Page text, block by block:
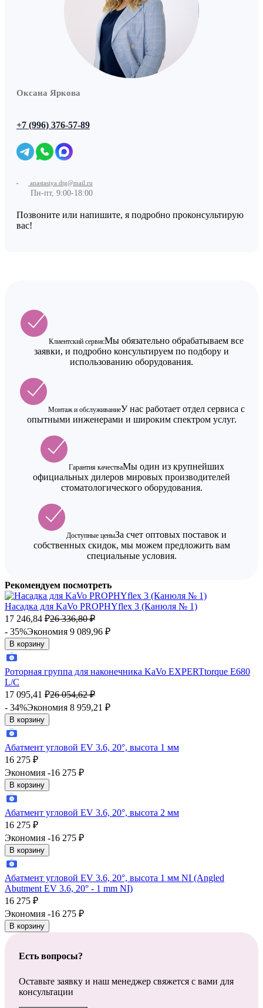
Оксана Яркова
+7 (996) 376-57-89
anastasiya.dtg@mail.ru
Пн-пт, 9:00-18:00
Позвоните или напишите, я подробно проконсультирую
вас!
Клиентский сервисМы обязательно обрабатываем все
заявки, и подробно консультируем по подбору и
использованию оборудования.
Монтаж и обслуживаниеУ нас работает отдел сервиса с
опытными инженерами и широким спектром услуг.
Гарантия качестваМы один из крупнейших
официальных дилеров мировых производителей
стоматологического оборудования.
Доступные ценыЗа счет оптовых поставок и
собственных скидок, мы можем предложить вам
специальные условия.
Рекомендуем посмотреть
Насадка для KaVo PROPHYflex 3 (Канюля № 1)
17 246,84 ₽26 336,80 ₽
- 35%Экономия 9 089,96 ₽
В корзину
Роторная группа для наконечника KaVo EXPERTtorque E680
L/C
17 095,41 ₽26 054,62 ₽
- 34%Экономия 8 959,21 ₽
В корзину
Абатмент угловой EV 3.6, 20°, высота 1 мм
16 275 ₽
Экономия -16 275 ₽
В корзину
Абатмент угловой EV 3.6, 20°, высота 2 мм
16 275 ₽
Экономия -16 275 ₽
В корзину
Абатмент угловой EV 3.6, 20°, высота 1 мм NI (Angled
Abutment EV 3.6, 20° - 1 mm NI)
16 275 ₽
Экономия -16 275 ₽
В корзину
Есть вопросы?
Оставьте заявку и наш менеджер свяжется с вами для
консультации